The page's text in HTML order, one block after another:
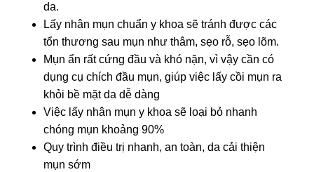
da.
Lấy nhân mụn chuẩn y khoa sẽ tránh được các
tổn thương sau mụn như thâm, sẹo rỗ, sẹo lõm.
Mụn ẩn rất cứng đầu và khó nặn, vì vậy cần có
dụng cụ chích đầu mụn, giúp việc lấy cồi mụn ra
khỏi bề mặt da dễ dàng
Việc lấy nhân mụn y khoa sẽ loại bỏ nhanh
chóng mụn khoảng 90%
Quy trình điều trị nhanh, an toàn, da cải thiện
mụn sớm